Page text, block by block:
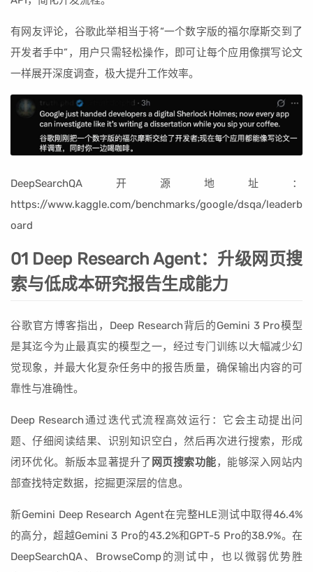
有网友评论，谷歌此举相当于将“一个数字版的福尔摩斯交到了
开发者手中”，用户只需轻松操作，即可让每个应用像撰写论文
一样展开深度调查，极大提升工作效率。
DeepSearchQA开源地址：
https://www.kaggle.com/benchmarks/google/dsqa/leaderb
oard
01 Deep Research Agent：升级网页搜
索与低成本研究报告生成能力
谷歌官方博客指出，Deep Research背后的Gemini 3 Pro模型
是其迄今为止最真实的模型之一，经过专门训练以大幅减少幻
觉现象，并最大化复杂任务中的报告质量，确保输出内容的可
靠性与准确性。
Deep Research通过迭代式流程高效运行：它会主动提出问
题、仔细阅读结果、识别知识空白，然后再次进行搜索，形成
闭环优化。新版本显著提升了 网页搜索功能，能够深入网站内
部查找特定数据，挖掘更深层的信息。
新Gemini Deep Research Agent在完整HLE测试中取得46.4%
的高分，超越Gemini 3 Pro的43.2%和GPT-5 Pro的38.9%。在
DeepSearchQA、BrowseComp的测试中，也以微弱优势胜